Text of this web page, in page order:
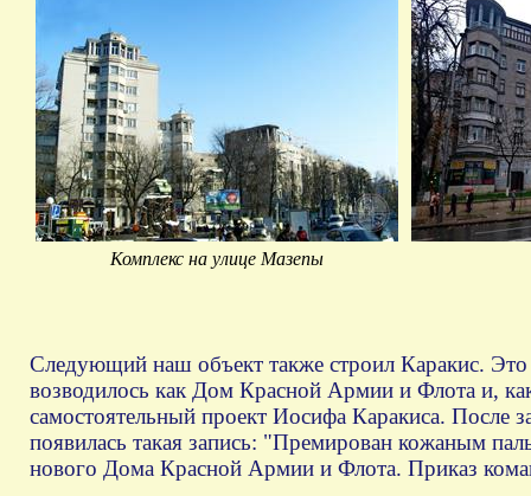
Комплекс на улице Мазепы
Следующий наш объект также строил Каракис.
возводилось как Дом Красной Армии и Флота и,
самостоятельный проект Иосифа Каракиса. После
появилась такая запись: "Премирован кожаным
нового Дома Красной Армии и Флота. Приказ